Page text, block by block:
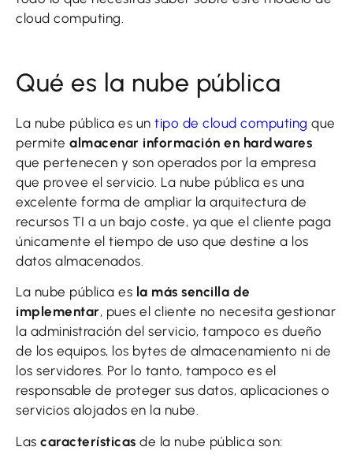
cloud computing.
Qué es la nube pública
La nube pública es un tipo de cloud computing que
permite almacenar información en hardwares
que pertenecen y son operados por la empresa
que provee el servicio. La nube pública es una
excelente forma de ampliar la arquitectura de
recursos TI a un bajo coste, ya que el cliente paga
únicamente el tiempo de uso que destine a los
datos almacenados.
La nube pública es la más sencilla de
implementar, pues el cliente no necesita gestionar
la administración del servicio, tampoco es dueño
de los equipos, los bytes de almacenamiento ni de
los servidores. Por lo tanto, tampoco es el
responsable de proteger sus datos, aplicaciones o
servicios alojados en la nube.
Las características de la nube pública son: